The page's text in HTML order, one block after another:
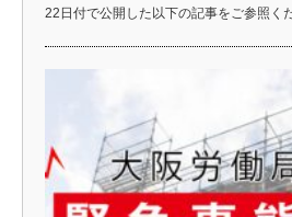
22日付で公開した以下の記事をご参照く